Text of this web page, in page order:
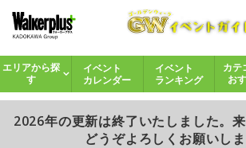
エリアから探
す
イベント
カレンダー
イベント
ランキング
カテ
お
2026年の更新は終了いたしました。
どうぞよろしくお願いしま